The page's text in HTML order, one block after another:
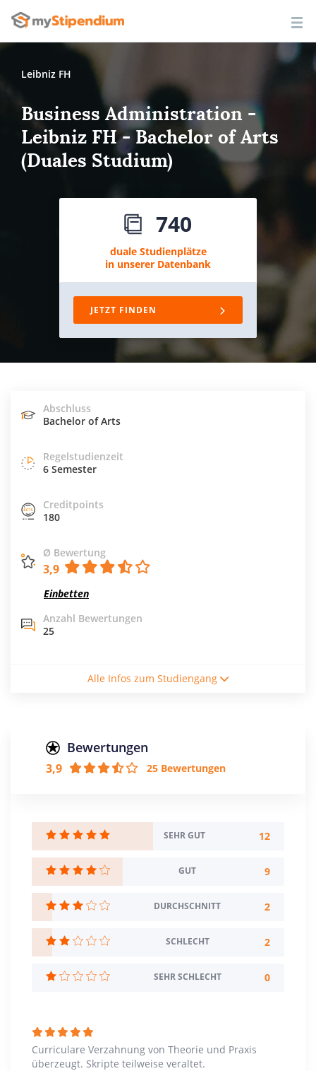
Leibniz FH
Business Administration -
Leibniz FH - Bachelor of Arts
(Duales Studium)
740
duale Studienplätze
in unserer Datenbank
JETZT FINDEN
Abschluss
Bachelor of Arts
Regelstudienzeit
6 Semester
Creditpoints
180
Ø Bewertung
3,9
Einbetten
Anzahl Bewertungen
25
Duales Studium
Zulassungsbeschränkung
Berufsausbildung
180
Regelstudienzeit
6 Semester
Sprache
Deutsch
Englisch
Wintersemester
Hannover >> Region Hannover
Alle Infos zum Studiengang
Bewertungen
3,9 25 Bewertungen
SEHR GUT 12
GUT 9
DURCHSCHNITT 2
SCHLECHT 2
SEHR SCHLECHT 0
Curriculare Verzahnung von Theorie und Praxis
überzeugt. Skripte teilweise veraltet.